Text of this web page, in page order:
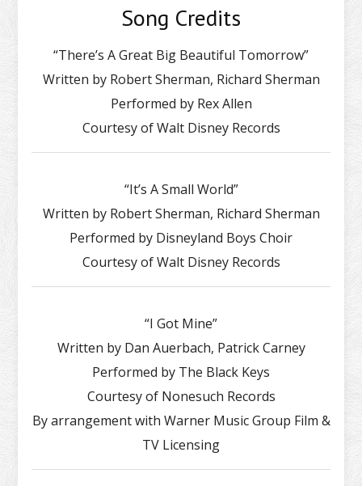
Song Credits
“There’s A Great Big Beautiful Tomorrow”
Written by Robert Sherman, Richard Sherman
Performed by Rex Allen
Courtesy of Walt Disney Records
“It’s A Small World”
Written by Robert Sherman, Richard Sherman
Performed by Disneyland Boys Choir
Courtesy of Walt Disney Records
“I Got Mine”
Written by Dan Auerbach, Patrick Carney
Performed by The Black Keys
Courtesy of Nonesuch Records
By arrangement with Warner Music Group Film &
TV Licensing